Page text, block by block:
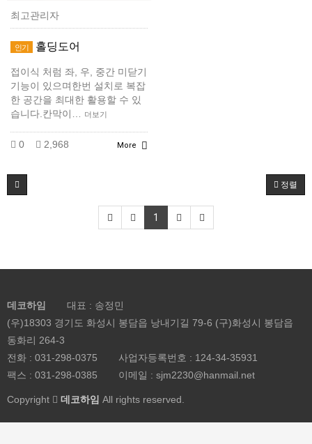
최고관리자
인기 홀딩도어
접이식 처럼 좌, 우, 중간 미닫기
기능이 있으며한번 설치로 복잡
한 공간을 최대한 활용할 수 있
습니다.칸막이… 더보기
0 2,968 More
정렬
1
데코하임
대표 : 송정민
(우)18303 경기도 화성시 봉담읍 낭내기길 79-6 (구)화성시 봉담읍
동화리 264-3
전화 : 031-298-0375 사업자등록번호 : 124-34-35931
팩스 : 031-298-0385
이메일 : sjm2230@hanmail.net
Copyright 데코하임 All rights reserved.